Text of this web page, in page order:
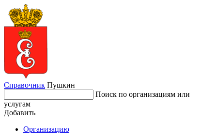
Справочник Пушкин
Поиск по организациям или
услугам
Добавить
Организацию